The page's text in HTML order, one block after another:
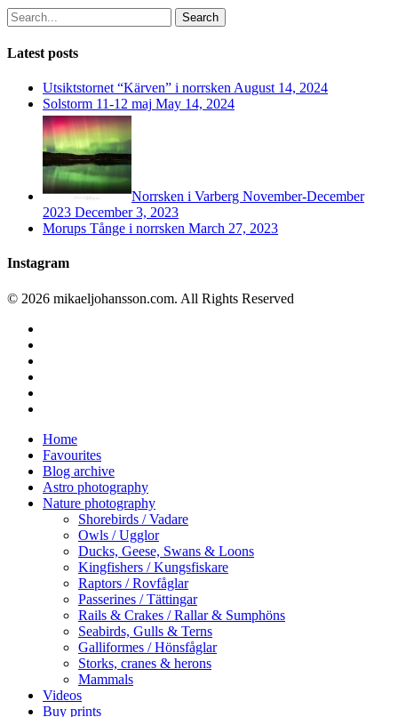
Search
Latest posts
Utsiktstornet “Kärven” i norrsken August 14, 2024
Solstorm 11-12 maj May 14, 2024
Norrsken i Varberg November-December
2023 December 3, 2023
Morups Tånge i norrsken March 27, 2023
Instagram
© 2026 mikaeljohansson.com. All Rights Reserved
Close
Menu
Home
Favourites
Blog archive
Astro photography
Nature photography
Shorebirds / Vadare
Owls / Ugglor
Ducks, Geese, Swans & Loons
Kingfishers / Kungsfiskare
Raptors / Rovfåglar
Passerines / Tättingar
Rails & Crakes / Rallar & Sumphöns
Seabirds, Gulls & Terns
Galliformes / Hönsfåglar
Storks, cranes & herons
Mammals
Videos
Buy prints